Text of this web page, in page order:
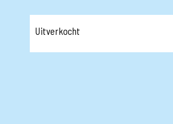
Uitverkocht